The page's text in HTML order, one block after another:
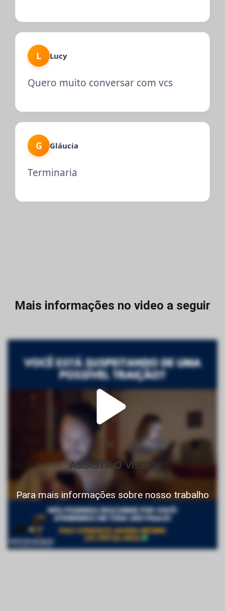
L Lucy
Quero muito conversar com vcs
G Gláucia
Terminaria
Mais informações no video a seguir
ASSISTA O VIDEO
Para mais informações sobre nosso trabalho